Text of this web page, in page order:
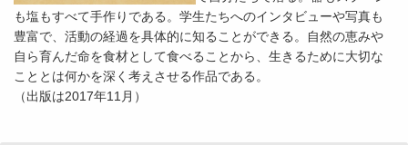
も塩もすべて手作りである。学生たちへのインタビューや写真も
豊富で、活動の経過を具体的に知ることができる。自然の恵みや
自ら育んだ命を食材として食べることから、生きるために大切な
こととは何かを深く考えさせる作品である。
（出版は2017年11月）